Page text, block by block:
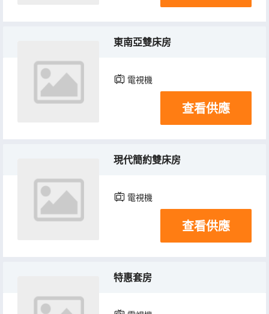
東南亞雙床房
電視機
查看供應
現代簡約雙床房
電視機
查看供應
特惠套房